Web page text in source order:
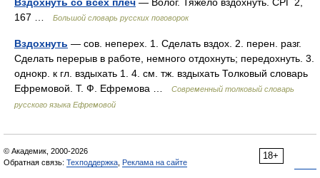
167 …
Большой словарь русских поговорок
Вздохнуть — сов. неперех. 1. Сделать вздох. 2. перен. разг.
Сделать перерыв в работе, немного отдохнуть; передохнуть. 3.
однокр. к гл. вздыхать 1. 4. см. тж. вздыхать Толковый словарь
Ефремовой. Т. Ф. Ефремова …
Современный толковый словарь
русского языка Ефремовой
18+
© Академик, 2000-2026
Обратная связь: Техподдержка Реклама на сайте